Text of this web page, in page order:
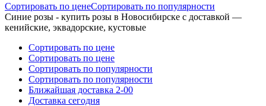
Сортировать по ценеСортировать по популярности
Синие розы - купить розы в Новосибирске с доставкой —
кенийские, эквадорские, кустовые
Сортировать по цене
Сортировать по цене
Сортировать по популярности
Сортировать по популярности
Ближайшая доставка 2-00
Доставка сегодня